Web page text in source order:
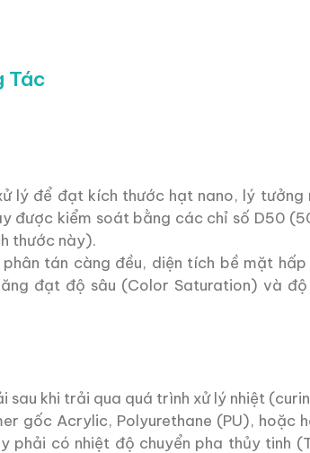
Tác
lý để đạt kích thước hạt nano, lý tưởng
được kiểm soát bằng các chỉ số D50
thước này).
tán càng đều, diện tích bề mặt
đạt độ sâu (Color Saturation) và
sau khi trải qua quá trình xử lý nhiệt
gốc Acrylic, Polyurethane (PU), hoặc
phải có nhiệt độ chuyển pha thủy tinh